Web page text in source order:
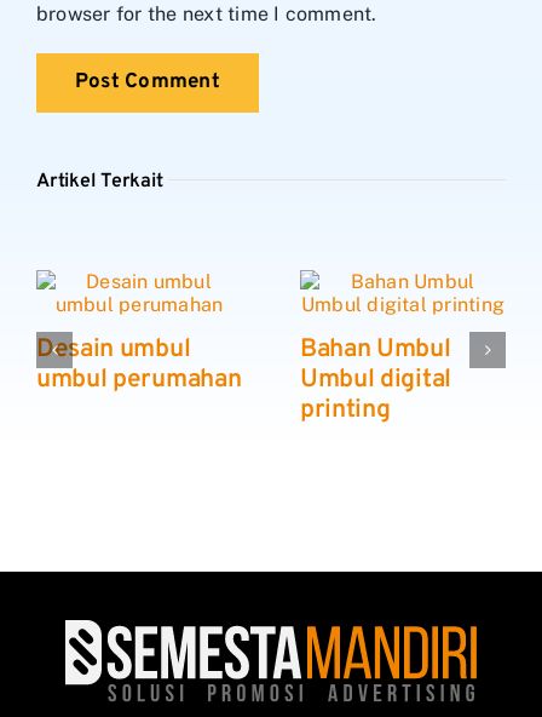
browser for the next time I comment.
Artikel Terkait
Desain umbul
umbul perumahan
Bahan Umbul
Umbul digital
printing